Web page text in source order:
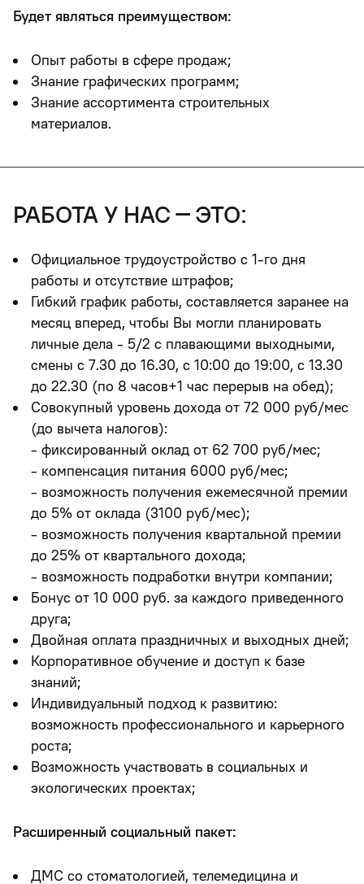
Будет являться преимуществом:
Опыт работы в сфере продаж;
Знание графических программ;
Знание ассортимента строительных
материалов.
работа у нас – это:
Официальное трудоустройство с 1-го дня
работы и отсутствие штрафов;
Гибкий график работы, составляется заранее на
месяц вперед, чтобы Вы могли планировать
личные дела - 5/2 с плавающими выходными,
смены с 7.30 до 16.30, с 10:00 до 19:00, с 13.30
до 22.30 (по 8 часов+1 час перерыв на обед);
Совокупный уровень дохода от 72 000 руб/мес
(до вычета налогов):
- фиксированный оклад от 62 700 руб/мес;
- компенсация питания 6000 руб/мес;
- возможность получения ежемесячной премии
до 5% от оклада (3100 руб/мес);
- возможность получения квартальной премии
до 25% от квартального дохода;
- возможность подработки внутри компании;
Бонус от 10 000 руб. за каждого приведенного
друга;
Двойная оплата праздничных и выходных дней;
Корпоративное обучение и доступ к базе
знаний;
Индивидуальный подход к развитию:
возможность профессионального и карьерного
роста;
Возможность участвовать в социальных и
экологических проектах;
Расширенный социальный пакет:
ДМС со стоматологией, телемедицина и